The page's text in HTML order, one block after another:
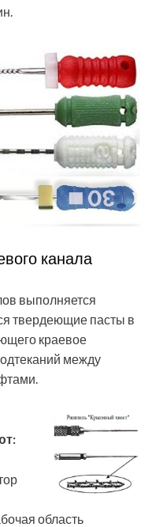
канала
выполняется
твердеющие пасты в
краевое
между
область